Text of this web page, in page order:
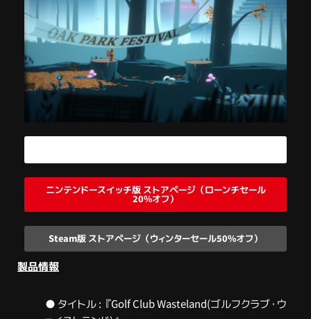
ニンテンドースイッチ版 ストアページ（ローンチセール
20%オフ）
Steam版 ストアページ（ウィンターセール50%オフ）
製品情報
● タイトル : 『Golf Club Wasteland(ゴルフクラブ・ウ